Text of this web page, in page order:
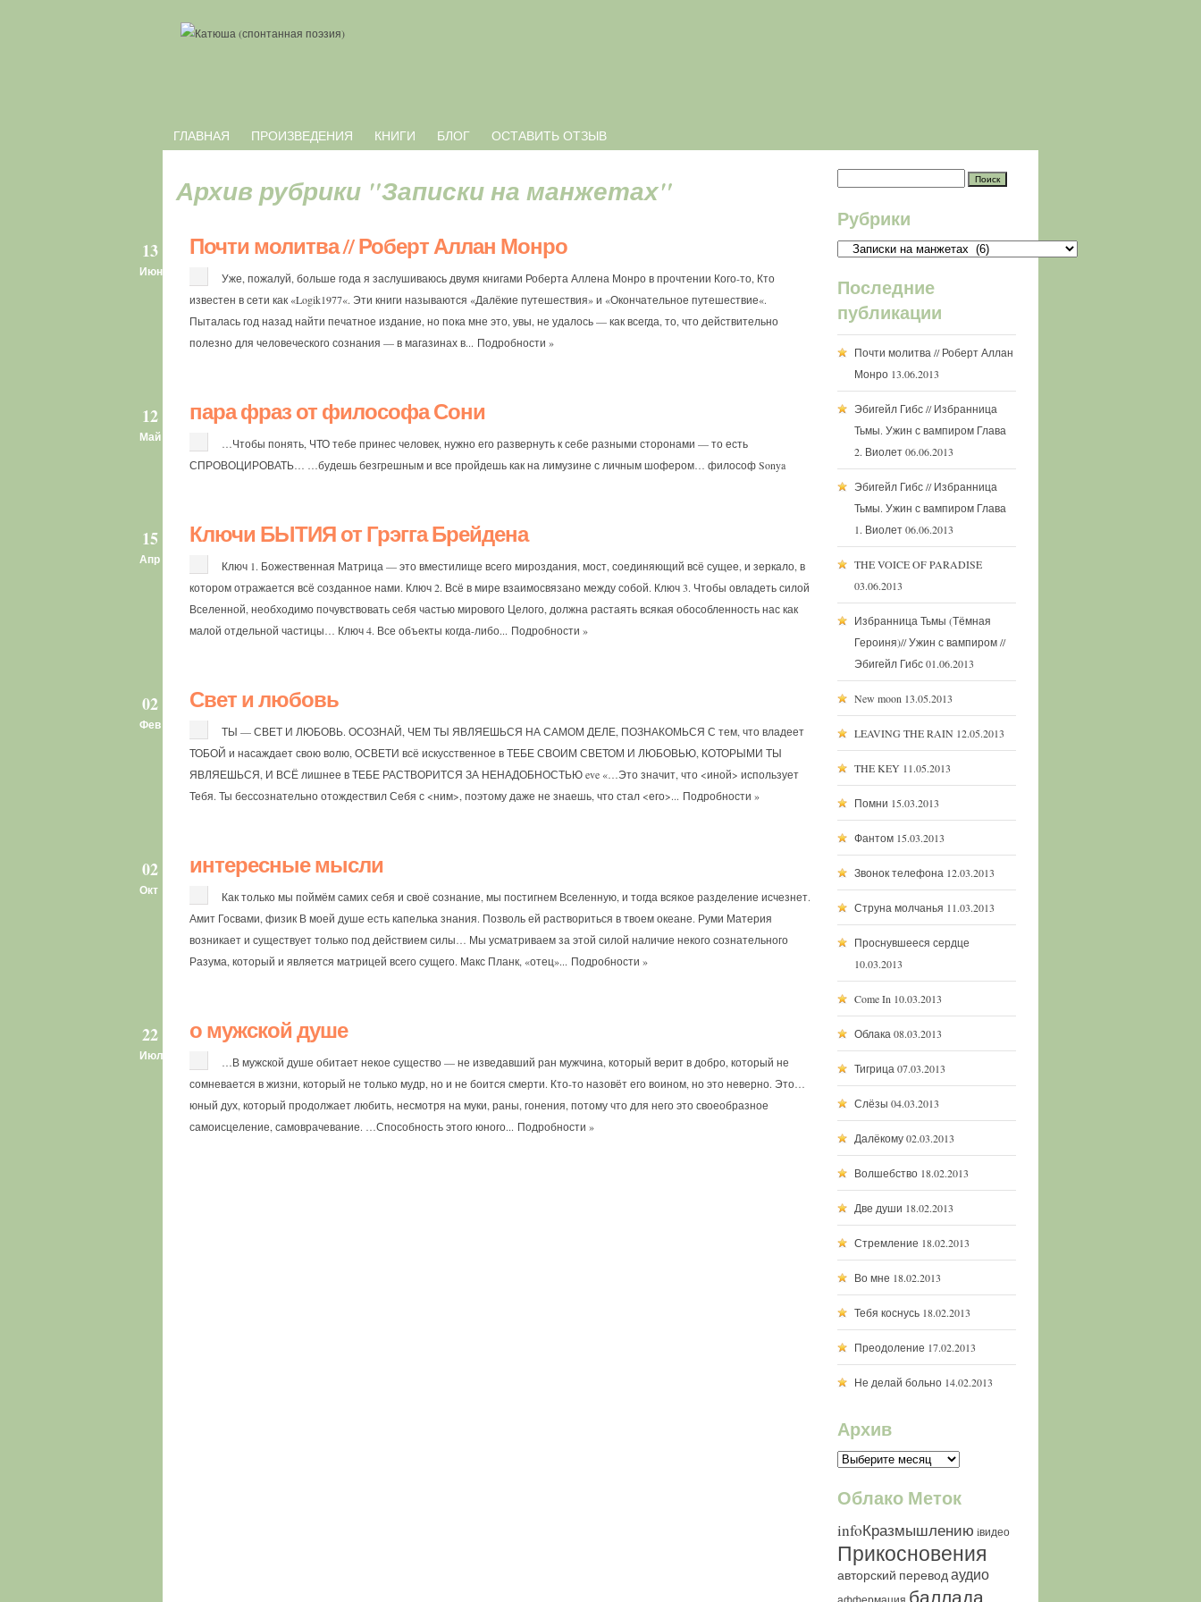
ГЛАВНАЯ ПРОИЗВЕДЕНИЯ КНИГИ БЛОГ ОСТАВИТЬ ОТЗЫВ
Архив рубрики "Записки на манжетах"
13
Июн
Почти молитва // Роберт Аллан Монро
Уже, пожалуй, больше года я заслушиваюсь двумя книгами Роберта Аллена Монро в прочтении Кого-то, Кто
известен в сети как «Logik1977«. Эти книги называются «Далёкие путешествия» и «Окончательное путешествие«.
Пыталась год назад найти печатное издание, но пока мне это, увы, не удалось — как всегда, то, что действительно
полезно для человеческого сознания — в магазинах в... Подробности »
12
Май
пара фраз от философа Сони
…Чтобы понять, ЧТО тебе принес человек, нужно его развернуть к себе разными сторонами — то есть
СПРОВОЦИРОВАТЬ… …будешь безгрешным и все пройдешь как на лимузине с личным шофером… философ Sonya
15
Апр
Ключи БЫТИЯ от Грэгга Брейдена
Ключ 1. Божественная Матрица — это вместилище всего мироздания, мост, соединяющий всё сущее, и зеркало, в
котором отражается всё созданное нами. Ключ 2. Всё в мире взаимосвязано между собой. Ключ 3. Чтобы овладеть силой
Вселенной, необходимо почувствовать себя частью мирового Целого, должна растаять всякая обособленность нас как
малой отдельной частицы… Ключ 4. Все объекты когда-либо... Подробности »
02
Фев
Свет и любовь
ТЫ — СВЕТ И ЛЮБОВЬ. ОСОЗНАЙ, ЧЕМ ТЫ ЯВЛЯЕШЬСЯ НА САМОМ ДЕЛЕ, ПОЗНАКОМЬСЯ С тем, что владеет
ТОБОЙ и насаждает свою волю, ОСВЕТИ всё искусственное в ТЕБЕ СВОИМ СВЕТОМ И ЛЮБОВЬЮ, КОТОРЫМИ ТЫ
ЯВЛЯЕШЬСЯ, И ВСЁ лишнее в ТЕБЕ РАСТВОРИТСЯ ЗА НЕНАДОБНОСТЬЮ eve «…Это значит, что <иной> использует
Тебя. Ты бессознательно отождествил Себя с <ним>, поэтому даже не знаешь, что стал <его>... Подробности »
02
Окт
интересные мысли
Как только мы поймём самих себя и своё сознание, мы постигнем Вселенную, и тогда всякое разделение исчезнет.
Амит Госвами, физик В моей душе есть капелька знания. Позволь ей раствориться в твоем океане. Руми Материя
возникает и существует только под действием силы… Мы усматриваем за этой силой наличие некого сознательного
Разума, который и является матрицей всего сущего. Макс Планк, «отец»... Подробности »
22
Июл
о мужской душе
…В мужской душе обитает некое существо — не изведавший ран мужчина, который верит в добро, который не
сомневается в жизни, который не только мудр, но и не боится смерти. Кто-то назовёт его воином, но это неверно. Это…
юный дух, который продолжает любить, несмотря на муки, раны, гонения, потому что для него это своеобразное
самоисцеление, самоврачевание. …Способность этого юного... Подробности »
Рубрики
Рубрики
Последние
публикации
Почти молитва // Роберт Аллан
Монро 13.06.2013
Эбигейл Гибс // Избранница
Тьмы. Ужин с вампиром Глава
2. Виолет06.06.2013
Эбигейл Гибс // Избранница
Тьмы. Ужин с вампиром Глава
1. Виолет06.06.2013
THE VOICE OF PARADISE
03.06.2013
Избранница Тьмы (Тёмная
Героиня)// Ужин с вампиром //
Эбигейл Гибс01.06.2013
New moon 13.05.2013
LEAVING THE RAIN 12.05.2013
THE KEY 11.05.2013
Помни 15.03.2013
Фантом 15.03.2013
Звонок телефона 12.03.2013
Струна молчанья 11.03.2013
Проснувшееся сердце
10.03.2013
Come In 10.03.2013
Облака 08.03.2013
Тигрица 07.03.2013
Слёзы 04.03.2013
Далёкому02.03.2013
Волшебство 18.02.2013
Две души 18.02.2013
Стремление 18.02.2013
Во мне 18.02.2013
Тебя коснусь 18.02.2013
Преодоление 17.02.2013
Не делай больно 14.02.2013
Архив
Архив
Облако Меток
infoКразмышлению iвидео
Прикосновения
авторский переводаудио
баллада